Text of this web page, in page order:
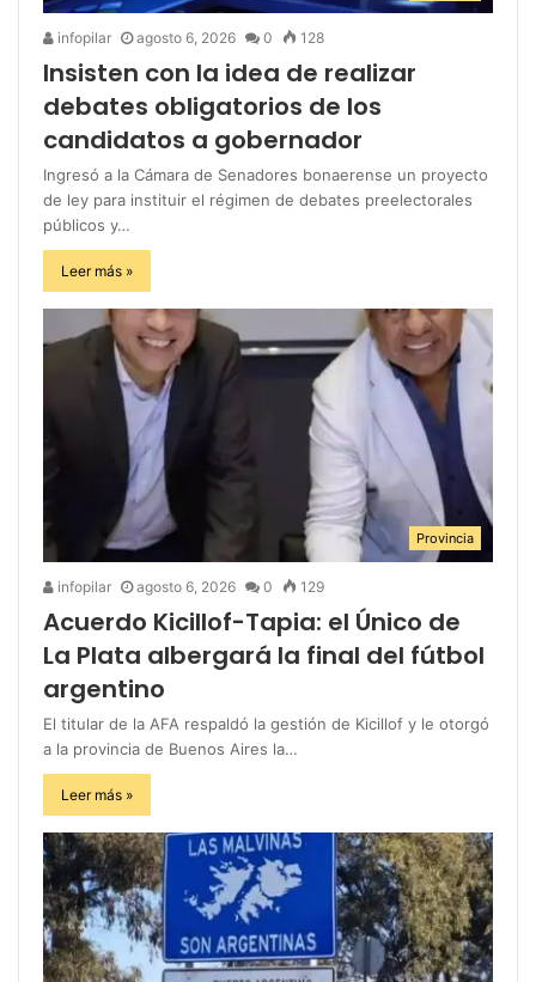
infopilar agosto 6, 2026 0 128
Insisten con la idea de realizar
debates obligatorios de los
candidatos a gobernador
Ingresó a la Cámara de Senadores bonaerense un proyecto
de ley para instituir el régimen de debates preelectorales
públicos y…
Leer más »
Provincia
infopilar agosto 6, 2026 0 129
Acuerdo Kicillof-Tapia: el Único de
La Plata albergará la final del fútbol
argentino
El titular de la AFA respaldó la gestión de Kicillof y le otorgó
a la provincia de Buenos Aires la…
Leer más »